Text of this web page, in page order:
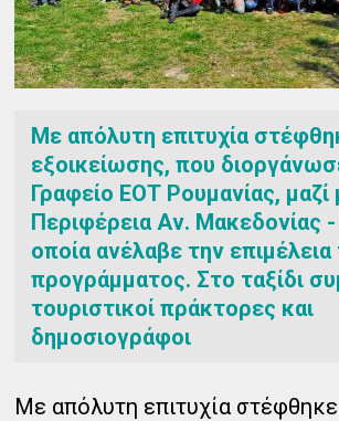
Με απόλυτη επιτυχία
εξοικείωσης, που
Γραφείο ΕΟΤ Ρουμανίας, μαζί
Περιφέρεια Αν. Μακεδονίας
οποία ανέλαβε την επιμέλεια
προγράμματος. Στο ταξίδι
τουριστικοί πράκτορες και
δημοσιογράφοι
Με απόλυτη επιτυχία στέφθηκε